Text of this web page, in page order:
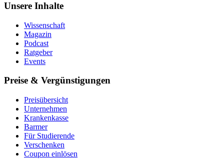
Unsere Inhalte
Wissenschaft
Magazin
Podcast
Ratgeber
Events
Preise & Vergünstigungen
Preisübersicht
Unternehmen
Krankenkasse
Barmer
Für Studierende
Ver­schen­ken
Coupon einlösen